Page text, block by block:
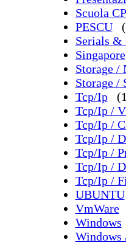
Scuola
PESCU
Serials &
Singapore
Storage /
Storage /
Tcp/Ip
Tcp/Ip /
Tcp/Ip /
Tcp/Ip /
Tcp/Ip /
Tcp/Ip /
Tcp/Ip /
UBUNTU
VmWare
Windows
Windows